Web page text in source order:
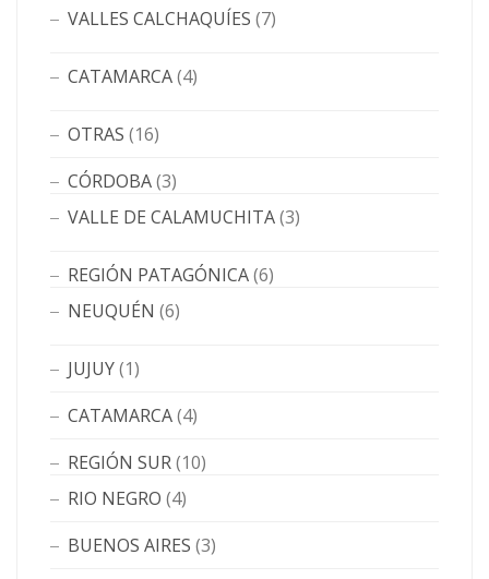
VALLES CALCHAQUÍES (7)
CATAMARCA(4)
OTRAS (16)
CÓRDOBA(3)
VALLE DE CALAMUCHITA(3)
REGIÓN PATAGÓNICA(6)
NEUQUÉN (6)
JUJUY(1)
CATAMARCA(4)
REGIÓN SUR(10)
RIO NEGRO (4)
BUENOS AIRES (3)